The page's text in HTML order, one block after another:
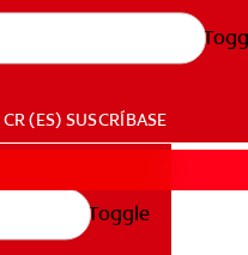
CR (ES) SUSCRÍBASE
Toggle